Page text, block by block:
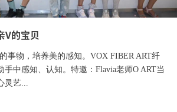
V的宝贝
事物，培养美的感知。VOX FIBER ART纤
手中感知、认知。特邀：Flavia老师O ART当
灵艺...